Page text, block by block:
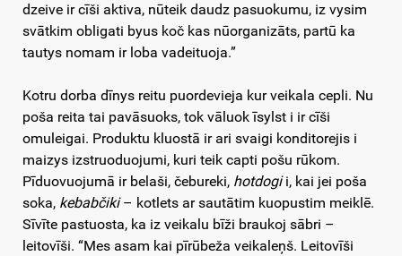
dzeive ir cīši aktiva, nūteik daudz pasuokumu, iz vysim
svātkim obligati byus koč kas nūorganizāts, partū ka
tautys nomam ir loba vadeituoja.”
Kotru dorba dīnys reitu puordevieja kur veikala cepli. Nu
poša reita tai pavāsuoks, tok vāluok īsylst i ir cīši
omuleigai. Produktu kluostā ir ari svaigi konditorejis i
maizys izstruoduojumi, kuri teik capti pošu rūkom.
Pīduovuojumā ir belaši, čebureki, hotdogii, kai jei poša
soka, kebabčiki– kotlets ar sautātim kuopustim meiklē.
Sīvīte pastuosta, ka iz veikalu bīži braukoj sābri –
leitovīši. “Mes asam kai pīrūbeža veikaleņš. Leitovīši